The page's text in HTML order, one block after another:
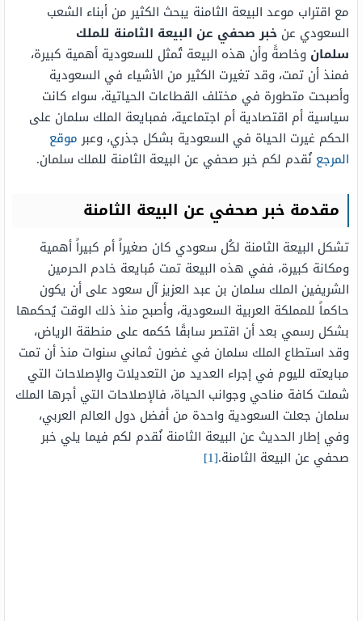
مع اقتراب موعد البيعة الثامنة يبحث الكثير من أبناء الشعب
السعودي عن خبر صحفي عن البيعة الثامنة للملك
سلمان وخاصةً وأن هذه البيعة تُمثل للسعودية أهمية كبيرة،
فمنذ أن تمت، وقد تغيرت الكثير من الأشياء في السعودية
وأصبحت متطورة في مختلف القطاعات الحياتية، سواء كانت
سياسية أم اقتصادية أم اجتماعية، فمبايعة الملك سلمان على
الحكم غيرت الحياة في السعودية بشكل جذري، وعبرموقع
المرجع نُقدم لكم خبر صحفي عن البيعة الثامنة للملك سلمان.
مقدمة خبر صحفي عن البيعة الثامنة
تشكل البيعة الثامنة لكُل سعودي كان صغيراً أم كبيراً أهمية
ومكانة كبيرة، ففي هذه البيعة تمت مُبايعة خادم الحرمين
الشريفين الملك سلمان بن عبد العزيز آل سعود على أن يكون
حاكماً للمملكة العربية السعودية، وأصبح منذ ذلك الوقت يُحكمها
بشكل رسمي بعد أن اقتصر سابقًا حُكمه على منطقة الرياض،
وقد استطاع الملك سلمان في غضون ثماني سنوات منذ أن تمت
مبايعته لليوم في إجراء العديد من التعديلات والإصلاحات التي
شملت كافة مناحي وجوانب الحياة، فالإصلاحات التي أجرها الملك
سلمان جعلت السعودية واحدة من أفضل دول العالم العربي،
وفي إطار الحديث عن البيعة الثامنة نُقدم لكم فيما يلي خبر
صحفي عن البيعة الثامنة.[1]